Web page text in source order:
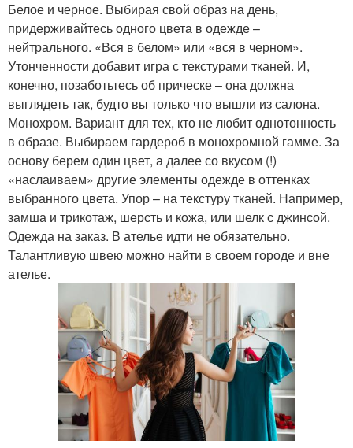
Белое и черное. Выбирая свой образ на день,
придерживайтесь одного цвета в одежде –
нейтрального. «Вся в белом» или «вся в черном».
Утонченности добавит игра с текстурами тканей. И,
конечно, позаботьтесь об прическе – она должна
выглядеть так, будто вы только что вышли из салона.
Монохром. Вариант для тех, кто не любит однотонность
в образе. Выбираем гардероб в монохромной гамме. За
основу берем один цвет, а далее со вкусом (!)
«наслаиваем» другие элементы одежде в оттенках
выбранного цвета. Упор – на текстуру тканей. Например,
замша и трикотаж, шерсть и кожа, или шелк с джинсой.
Одежда на заказ. В ателье идти не обязательно.
Талантливую швею можно найти в своем городе и вне
ателье.